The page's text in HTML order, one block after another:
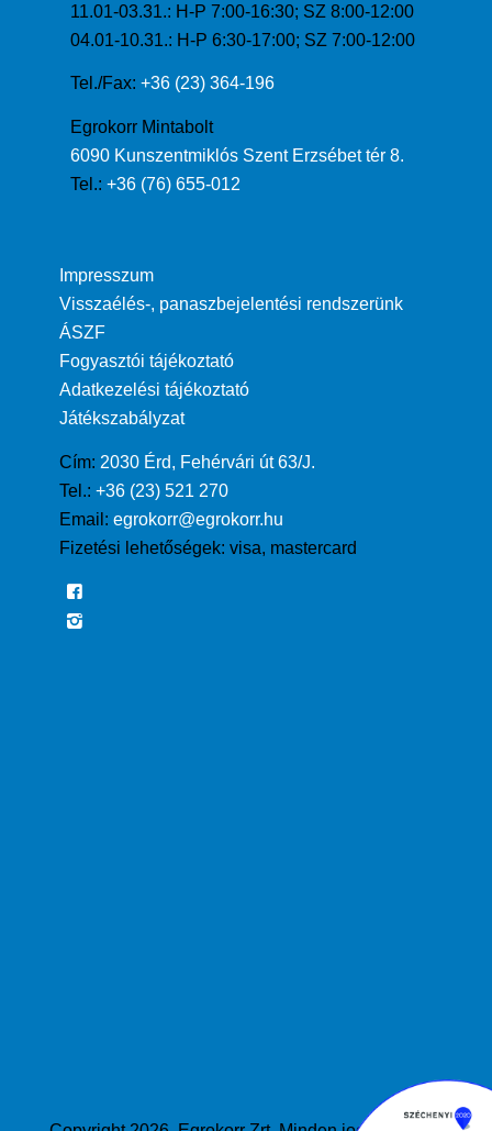
11.01-03.31.: H-P 7:00-16:30; SZ 8:00-12:00
04.01-10.31.: H-P 6:30-17:00; SZ 7:00-12:00
Tel./Fax: +36 (23) 364-196
Egrokorr Mintabolt
6090 Kunszentmiklós Szent Erzsébet tér 8.
Tel.: +36 (76) 655-012
Impresszum
Visszaélés-, panaszbejelentési rendszerünk
ÁSZF
Fogyasztói tájékoztató
Adatkezelési tájékoztató
Játékszabályzat
Cím: 2030 Érd, Fehérvári út 63/J.
Tel.: +36 (23) 521 270
Email: egrokorr@egrokorr.hu
Fizetési lehetőségek: visa, mastercard